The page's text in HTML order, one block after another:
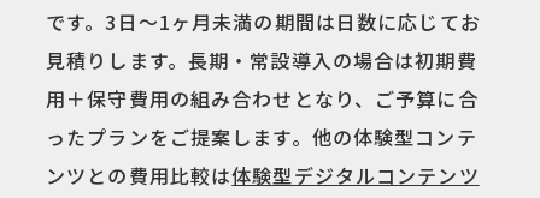
です。3日〜1ヶ月未満の期間は日数に応じてお
見積りします。長期・常設導入の場合は初期費
用＋保守費用の組み合わせとなり、ご予算に合
ったプランをご提案します。他の体験型コンテ
ンツとの費用比較は体験型デジタルコンテンツ